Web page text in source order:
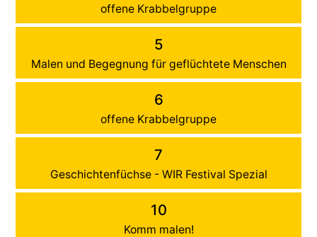
offene Krabbelgruppe
5
Malen und Begegnung für geflüchtete Menschen
6
offene Krabbelgruppe
7
Geschichtenfüchse - WIR Festival Spezial
10
Komm malen!